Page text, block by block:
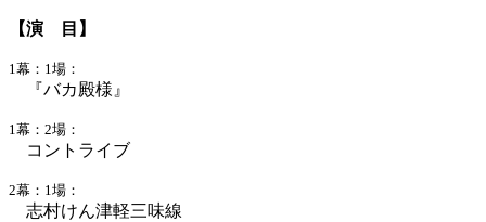
【演 目】
1幕：1場：
『バカ殿様』
1幕：2場：
コントライブ
2幕：1場：
志村けん津軽三味線